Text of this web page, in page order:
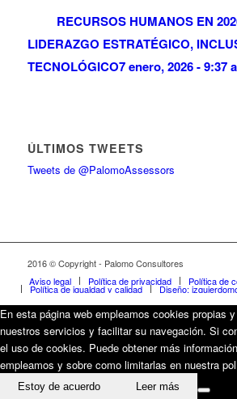
RECURSOS HUMANOS EN
LIDERAZGO ESTRATÉGICO,
TECNOLÓGICO7 enero, 2026 - 9:37
ÚLTIMOS TWEETS
Tweets de @PalomoAssessors
2016 © Copyright - Palomo Consultores
Aviso legal
Política de privacidad Política de
Política de igualdad y calidad Diseño:
En esta página web empleamos cookies propias
nuestros servicios y facilitar su navegación. Si
el uso de cookies. Puede obtener más
empleamos y sobre como limitarlas en nuestra
Estoy de acuerdo Leer más